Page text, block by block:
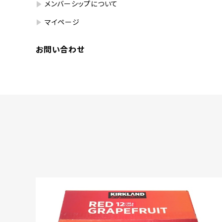
メンバーシップについて
マイページ
お問い合わせ